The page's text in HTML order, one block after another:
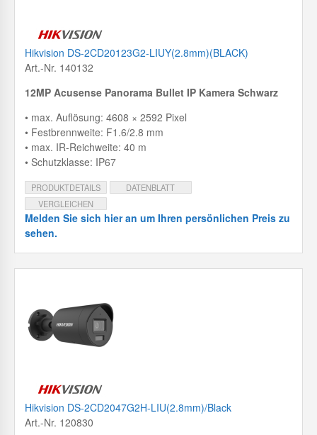
Hikvision DS-2CD20123G2-LIUY(2.8mm)(BLACK)
Art.-Nr. 140132
12MP Acusense Panorama Bullet IP Kamera Schwarz
• max. Auflösung: 4608 × 2592 Pixel
• Festbrennweite: F1.6/2.8 mm
• max. IR-Reichweite: 40 m
• Schutzklasse: IP67
PRODUKTDETAILS
DATENBLATT
VERGLEICHEN
Melden Sie sich hier an um Ihren persönlichen Preis zu
sehen.
Hikvision DS-2CD2047G2H-LIU(2.8mm)/Black
Art.-Nr. 120830